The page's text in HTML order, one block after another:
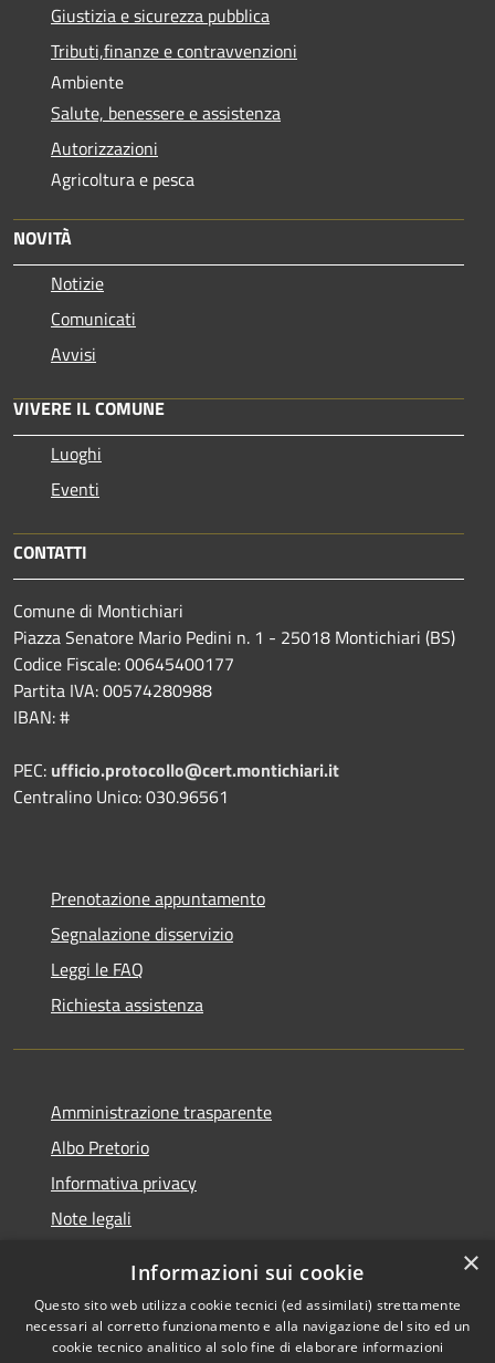
Giustizia e sicurezza pubblica
Tributi,finanze e contravvenzioni
Ambiente
Salute, benessere e assistenza
Autorizzazioni
Agricoltura e pesca
NOVITÀ
Notizie
Comunicati
Avvisi
VIVERE IL COMUNE
Luoghi
Eventi
CONTATTI
Comune di Montichiari
Piazza Senatore Mario Pedini n. 1 - 25018 Montichiari (BS)
Codice Fiscale: 00645400177
Partita IVA: 00574280988
IBAN: #
PEC: ufficio.protocollo@cert.montichiari.it
Centralino Unico: 030.96561
Prenotazione appuntamento
Segnalazione disservizio
Leggi le FAQ
Richiesta assistenza
Amministrazione trasparente
Albo Pretorio
Informativa privacy
Note legali
Whisteblowing
×
Informazioni sui cookie
Questo sito web utilizza cookie tecnici (ed assimilati) strettamente
necessari al corretto funzionamento e alla navigazione del sito ed un
cookie tecnico analitico al solo fine di elaborare informazioni